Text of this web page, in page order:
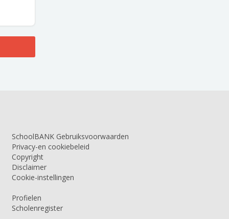
SchoolBANK Gebruiksvoorwaarden
Privacy-en cookiebeleid
Copyright
Disclaimer
Cookie-instellingen
Profielen
Scholenregister